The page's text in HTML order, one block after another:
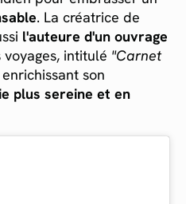
. La créatrice de
l'auteure d'un ouvrage
intitulé "Carnet
son
plus sereine et en